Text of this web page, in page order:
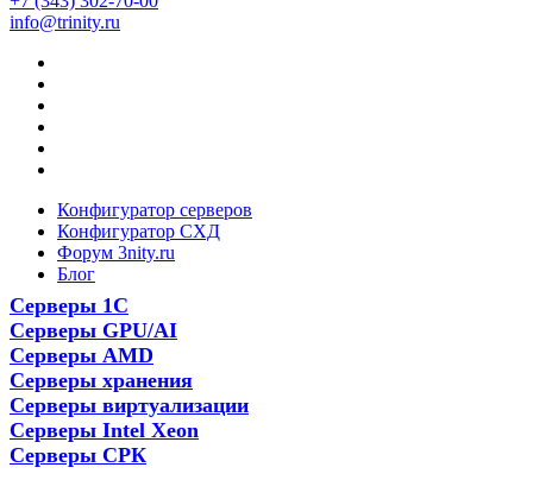
info@trinity.ru
Конфигуратор серверов
Конфигуратор СХД
Форум 3nity.ru
Блог
Серверы 1С
Серверы GPU/AI
Серверы AMD
Серверы хранения
Серверы виртуализации
Серверы Intel Xeon
Серверы СРК